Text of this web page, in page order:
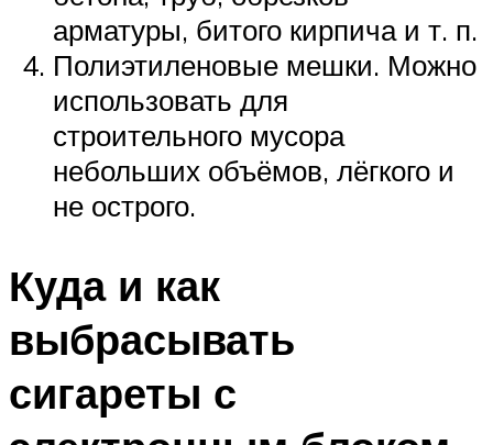
арматуры, битого кирпича и т. п.
Полиэтиленовые мешки. Можно
использовать для
строительного мусора
небольших объёмов, лёгкого и
не острого.
Куда и как
выбрасывать
сигареты с